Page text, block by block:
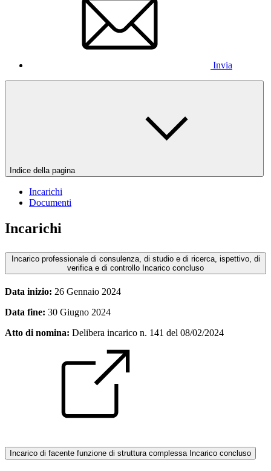
Invia
Indice della pagina
Incarichi
Documenti
Incarichi
Incarico professionale di consulenza, di studio e di ricerca, ispettivo, di
verifica e di controllo Incarico concluso
Data inizio: 26 Gennaio 2024
Data fine: 30 Giugno 2024
Atto di nomina: Delibera incarico n. 141 del 08/02/2024
Incarico di facente funzione di struttura complessa Incarico concluso